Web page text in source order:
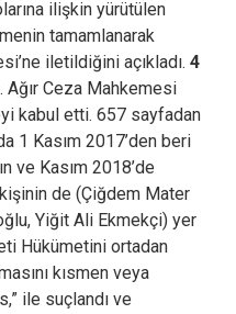
ilişkin yürütülen
tamamlanarak
iletildiğini açıkladı. 4
Ceza Mahkemesi
kabul etti. 657 sayfadan
1 Kasım 2017’den beri
ve Kasım 2018’de
de (Çiğdem Mater
Yiğit Ali Ekmekçi) yer
Hükümetini ortadan
kısmen veya
ile suçlandı ve